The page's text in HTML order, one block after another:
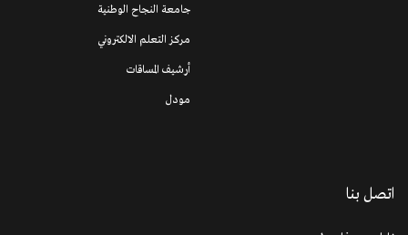
جامعة النجاح الوطنية
مركز التعلم الالكتروني
أرشيف المساقات
مودل
اتصل بنا